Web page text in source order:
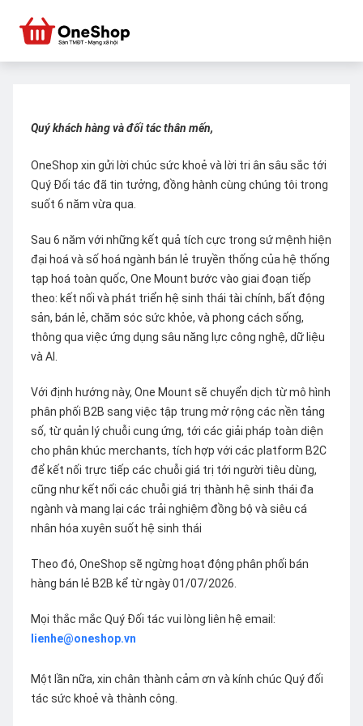
Quý khách hàng và đối tác thân mến,
OneShop xin gửi lời chúc sức khoẻ và lời tri ân sâu sắc tới
Quý Đối tác đã tin tưởng, đồng hành cùng chúng tôi trong
suốt 6 năm vừa qua.
Sau 6 năm với những kết quả tích cực trong sứ mệnh hiện
đại hoá và số hoá ngành bán lẻ truyền thống của hệ thống
tạp hoá toàn quốc, One Mount bước vào giai đoạn tiếp
theo: kết nối và phát triển hệ sinh thái tài chính, bất động
sản, bán lẻ, chăm sóc sức khỏe, và phong cách sống,
thông qua việc ứng dụng sâu năng lực công nghệ, dữ liệu
và AI.
Với định hướng này, One Mount sẽ chuyển dịch từ mô hình
phân phối B2B sang việc tập trung mở rộng các nền tảng
số, từ quản lý chuỗi cung ứng, tới các giải pháp toàn diện
cho phân khúc merchants, tích hợp với các platform B2C
để kết nối trực tiếp các chuỗi giá trị tới người tiêu dùng,
cũng như kết nối các chuỗi giá trị thành hệ sinh thái đa
ngành và mang lại các trải nghiệm đồng bộ và siêu cá
nhân hóa xuyên suốt hệ sinh thái
Theo đó, OneShop sẽ ngừng hoạt động phân phối bán
hàng bán lẻ B2B kể từ ngày 01/07/2026.
Mọi thắc mắc Quý Đối tác vui lòng liên hệ email:
lienhe@oneshop.vn
Một lần nữa, xin chân thành cảm ơn và kính chúc Quý đối
tác sức khoẻ và thành công.